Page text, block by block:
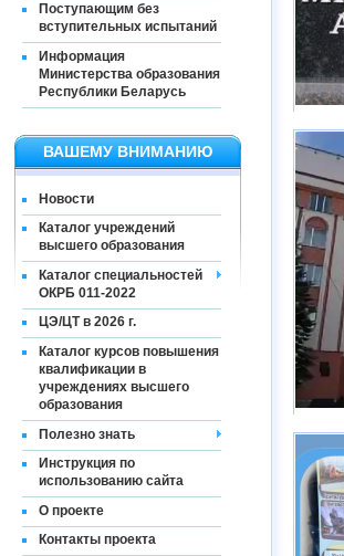
Поступающим без
вступительных испытаний
Информация
Министерства образования
Республики Беларусь
ВАШЕМУ ВНИМАНИЮ
Новости
Каталог учреждений
высшего образования
Каталог специальностей
ОКРБ 011-2022
ЦЭ/ЦТ в 2026 г.
Каталог курсов повышения
квалификации в
учреждениях высшего
образования
Полезно знать
Инструкция по
использованию сайта
О проекте
Контакты проекта